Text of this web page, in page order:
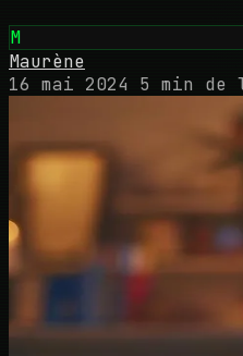
M
Maurène
16 mai 2024 5 min de